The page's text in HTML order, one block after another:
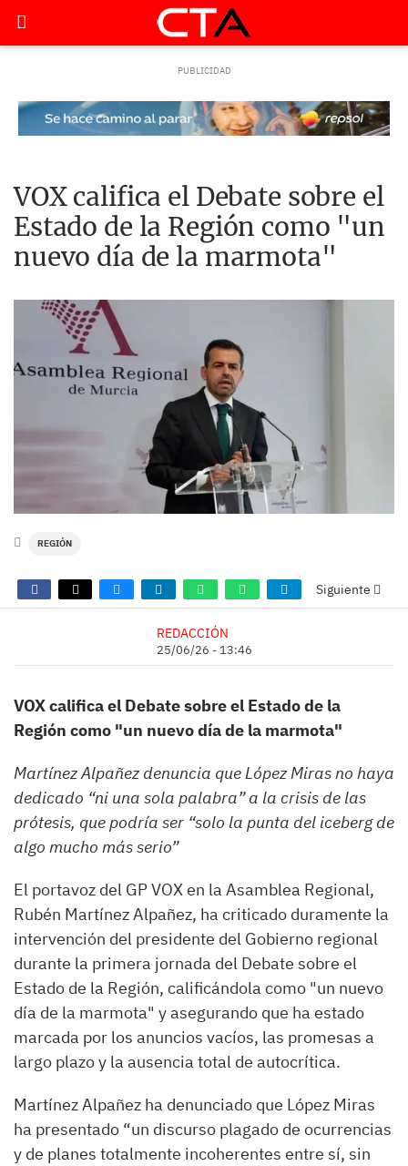
VOX califica el Debate sobre el
Estado de la Región como "un
nuevo día de la marmota"
REGIÓN
Siguiente
REDACCIÓN
25/06/26 - 13:46
VOX califica el Debate sobre el Estado de la
Región como "un nuevo día de la marmota"
Martínez Alpañez denuncia que López Miras no haya
dedicado “ni una sola palabra” a la crisis de las
prótesis, que podría ser “solo la punta del iceberg de
algo mucho más serio”
El portavoz del GP VOX en la Asamblea Regional,
Rubén Martínez Alpañez, ha criticado duramente la
intervención del presidente del Gobierno regional
durante la primera jornada del Debate sobre el
Estado de la Región, calificándola como "un nuevo
día de la marmota" y asegurando que ha estado
marcada por los anuncios vacíos, las promesas a
largo plazo y la ausencia total de autocrítica.
Martínez Alpañez ha denunciado que López Miras
ha presentado “un discurso plagado de ocurrencias
y de planes totalmente incoherentes entre sí, sin